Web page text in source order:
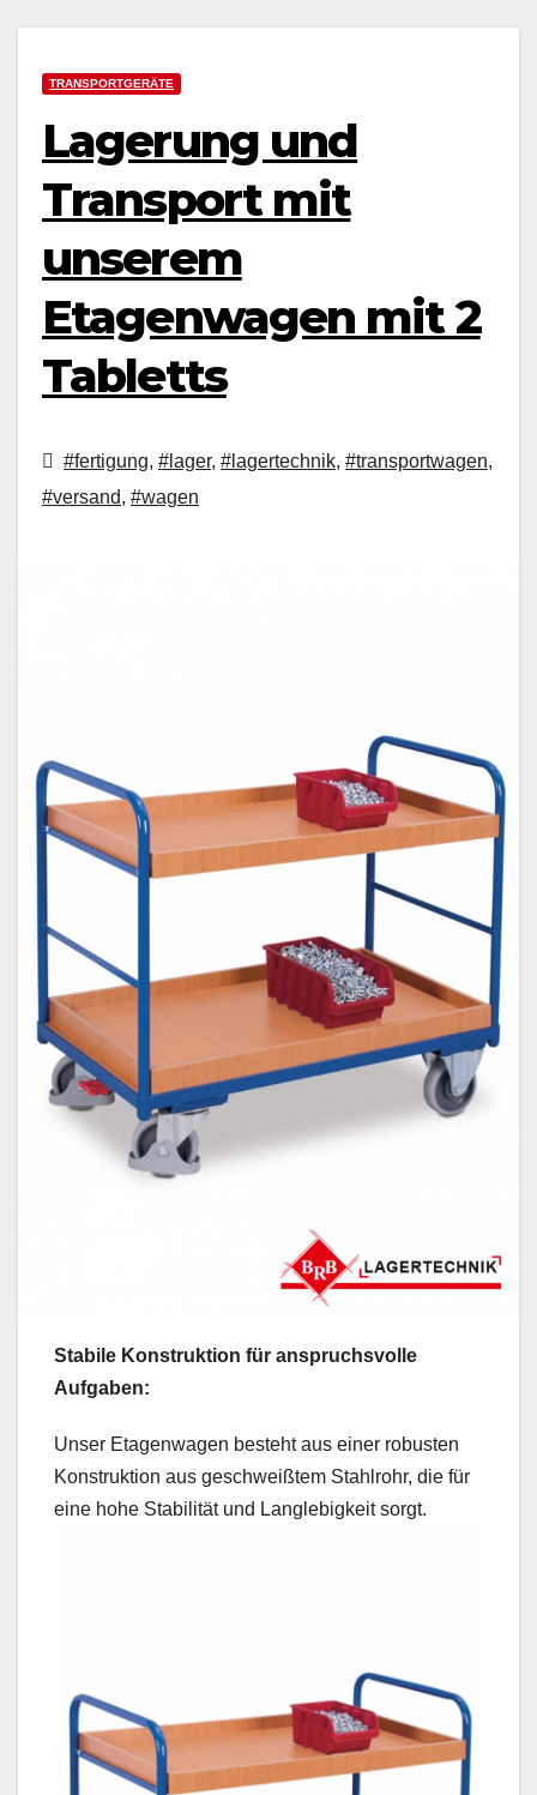
TRANSPORTGERÄTE
Lagerung und
Transport mit
unserem
Etagenwagen mit 2
Tabletts
#fertigung, #lager, #lagertechnik, #transportwagen,
#versand, #wagen
Stabile Konstruktion für anspruchsvolle
Aufgaben:
Unser Etagenwagen besteht aus einer robusten
Konstruktion aus geschweißtem Stahlrohr, die für
eine hohe Stabilität und Langlebigkeit sorgt.